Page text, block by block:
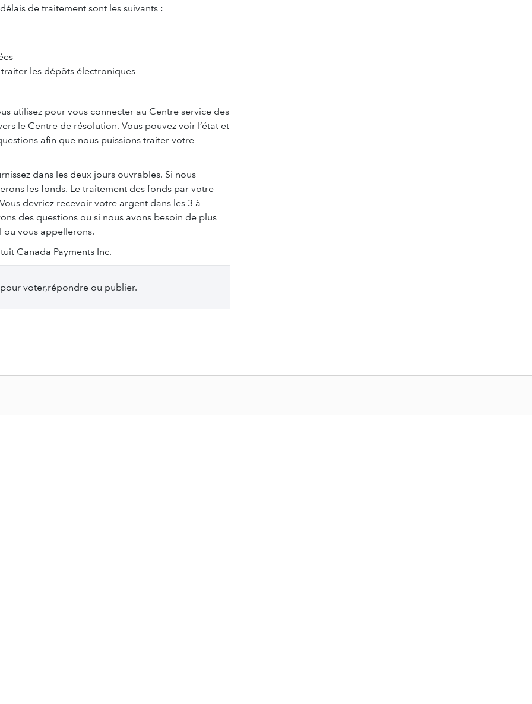
de traitement sont les suivants :
les dépôts électroniques
utilisez pour vous connecter au Centre service des
le Centre de résolution. Vous pouvez voir l’état et
afin que nous puissions traiter votre
dans les deux jours ouvrables. Si nous
les fonds. Le traitement des fonds par votre
devriez recevoir votre argent dans les 3 à
des questions ou si nous avons besoin de plus
ou vous appellerons.
Canada Payments Inc.
voter,répondre ou publier.